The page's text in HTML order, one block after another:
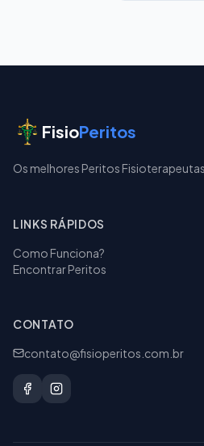
FisioPeritos
Os melhores Peritos
LINKS RÁPIDOS
Como Funciona?
Encontrar Peritos
CONTATO
contato@fisioperitos.com.br